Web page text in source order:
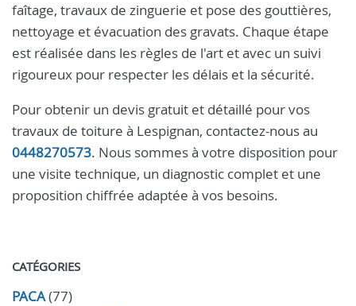
faîtage, travaux de zinguerie et pose des gouttières,
nettoyage et évacuation des gravats. Chaque étape
est réalisée dans les règles de l'art et avec un suivi
rigoureux pour respecter les délais et la sécurité.
Pour obtenir un devis gratuit et détaillé pour vos
travaux de toiture à Lespignan, contactez-nous au
0448270573. Nous sommes à votre disposition pour
une visite technique, un diagnostic complet et une
proposition chiffrée adaptée à vos besoins.
CATÉGORIES
PACA(77)